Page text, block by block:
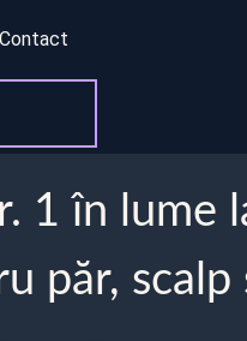
Contact
1 în lume
păr, scalp